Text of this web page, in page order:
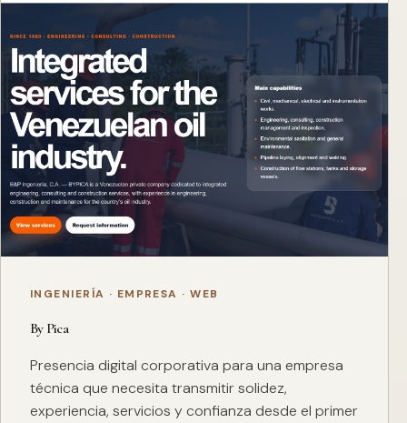
INGENIERÍA · EMPRESA · WEB
By Pica
Presencia digital corporativa para una empresa
técnica que necesita transmitir solidez,
experiencia, servicios y confianza desde el primer